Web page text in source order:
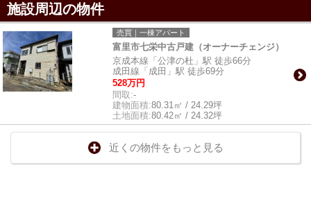
施設周辺の物件
売買｜一棟アパート
富里市七栄中古戸建（オーナーチェンジ）
京成本線「公津の杜」駅 徒歩66分
成田線「成田」駅 徒歩69分
528万円
間取:-
建物面積:80.31㎡ / 24.29坪
土地面積:80.42㎡ / 24.32坪
近くの物件をもっと見る